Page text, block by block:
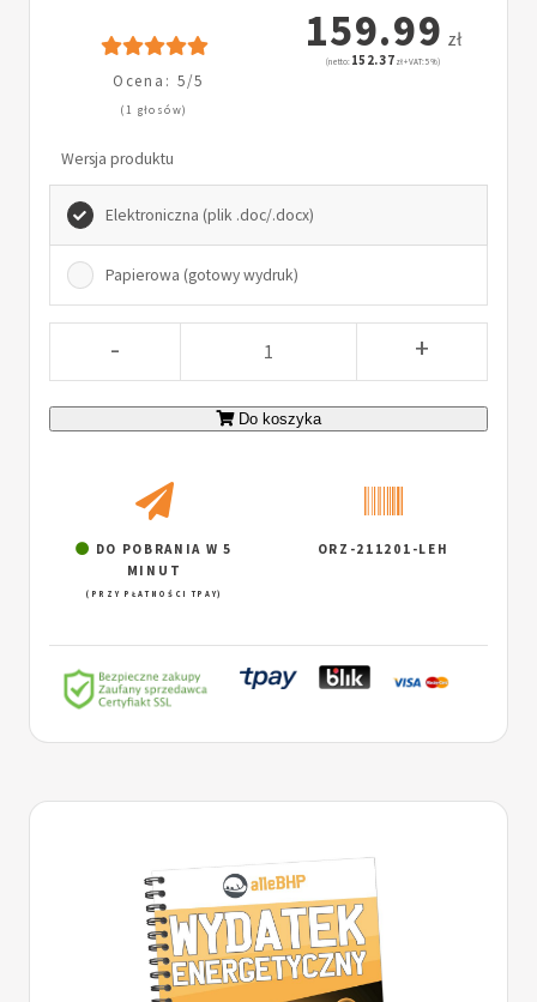
Ocena: 5/5
(1 głosów)
159.99 zł
(netto: 152.37 zł + VAT: 5%)
Wersja produktu
Elektroniczna (plik .doc/.docx)
Papierowa (gotowy wydruk)
- +
Do koszyka
DO POBRANIA W 5
MINUT
(PRZY PŁATNOŚCI TPAY)
ORZ-211201-LEH